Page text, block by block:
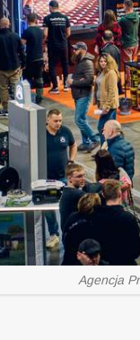
Agencja